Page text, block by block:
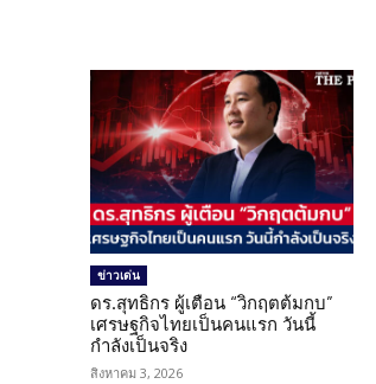
ข่าวเด่น
ดร.สุทธิกร ผู้เตือน “วิกฤตต้มกบ”
เศรษฐกิจไทยเป็นคนแรก วันนี้
กำลังเป็นจริง
สิงหาคม 3, 2026